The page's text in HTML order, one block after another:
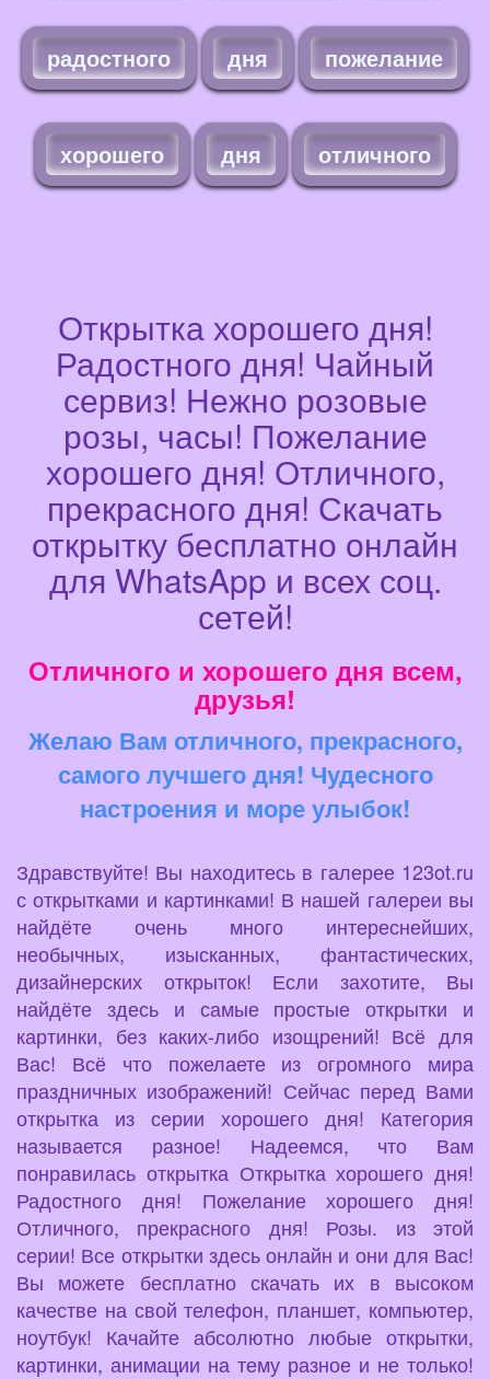
радостного дня пожелание
хорошего дня отличного
Открытка хорошего дня!
Радостного дня! Чайный
сервиз! Нежно розовые
розы, часы! Пожелание
хорошего дня! Отличного,
прекрасного дня! Скачать
открытку бесплатно онлайн
для WhatsApp и всех соц.
сетей!
Отличного и хорошего дня всем,
друзья!
Желаю Вам отличного, прекрасного,
самого лучшего дня! Чудесного
настроения и море улыбок!
Здравствуйте! Вы находитесь в галерее 123ot.ru
с открытками и картинками! В нашей галереи вы
найдёте очень много интереснейших,
необычных, изысканных, фантастических,
дизайнерских открыток! Если захотите, Вы
найдёте здесь и самые простые открытки и
картинки, без каких-либо изощрений! Всё для
Вас! Всё что пожелаете из огромного мира
праздничных изображений! Сейчас перед Вами
открытка из серии хорошего дня! Категория
называется разное! Надеемся, что Вам
понравилась открытка Открытка хорошего дня!
Радостного дня! Пожелание хорошего дня!
Отличного, прекрасного дня! Розы. из этой
серии! Все открытки здесь онлайн и они для Вас!
Вы можете бесплатно скачать их в высоком
качестве на свой телефон, планшет, компьютер,
ноутбук! Качайте абсолютно любые открытки,
картинки, анимации на тему разное и не только!